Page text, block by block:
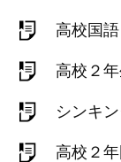
高校国語
高校２年
シンキ
高校２